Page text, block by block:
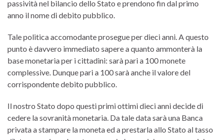
passività nel bilancio dello Stato e prendono fin dal primo
anno il nome di debito pubblico.
Tale politica accomodante prosegue per dieci anni. A questo
punto è davvero immediato sapere a quanto ammonterà la
base monetaria per i cittadini: sarà pari a 100 monete
complessive. Dunque pari a 100 sarà anche il valore del
corrispondente debito pubblico.
Il nostro Stato dopo questi primi ottimi dieci anni decide di
cedere la sovranità monetaria. Da tale data sarà una Banca
privata a stampare la moneta ed a prestarla allo Stato al tasso